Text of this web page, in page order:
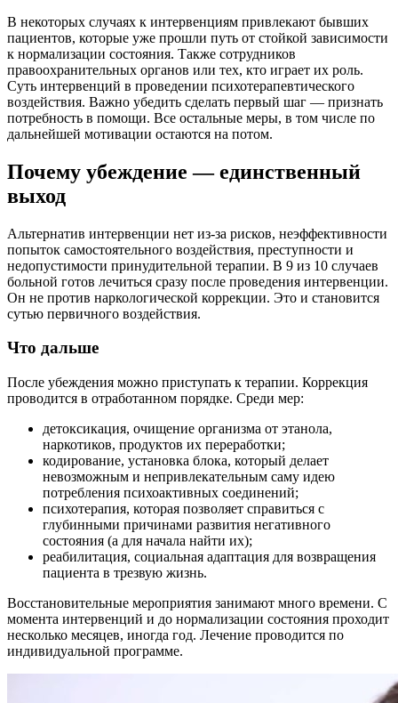
В некоторых случаях к интервенциям привлекают бывших
пациентов, которые уже прошли путь от стойкой зависимости
к нормализации состояния. Также сотрудников
правоохранительных органов или тех, кто играет их роль.
Суть интервенций в проведении психотерапевтического
воздействия. Важно убедить сделать первый шаг — признать
потребность в помощи. Все остальные меры, в том числе по
дальнейшей мотивации остаются на потом.
Почему убеждение — единственный
выход
Альтернатив интервенции нет из-за рисков, неэффективности
попыток самостоятельного воздействия, преступности и
недопустимости принудительной терапии. В 9 из 10 случаев
больной готов лечиться сразу после проведения интервенции.
Он не против наркологической коррекции. Это и становится
сутью первичного воздействия.
Что дальше
После убеждения можно приступать к терапии. Коррекция
проводится в отработанном порядке. Среди мер:
детоксикация, очищение организма от этанола,
наркотиков, продуктов их переработки;
кодирование, установка блока, который делает
невозможным и непривлекательным саму идею
потребления психоактивных соединений;
психотерапия, которая позволяет справиться с
глубинными причинами развития негативного
состояния (а для начала найти их);
реабилитация, социальная адаптация для возвращения
пациента в трезвую жизнь.
Восстановительные мероприятия занимают много времени. С
момента интервенций и до нормализации состояния проходит
несколько месяцев, иногда год. Лечение проводится по
индивидуальной программе.